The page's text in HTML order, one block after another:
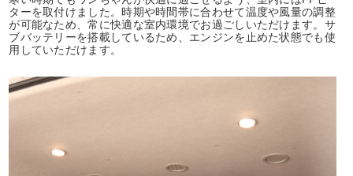
ターを取付けました。時期や時間帯に合わせて温度や風量の調整
が可能なため、常に快適な室内環境でお過ごしいただけます。サ
ブバッテリーを搭載しているため、エンジンを止めた状態でも使
用していただけます。